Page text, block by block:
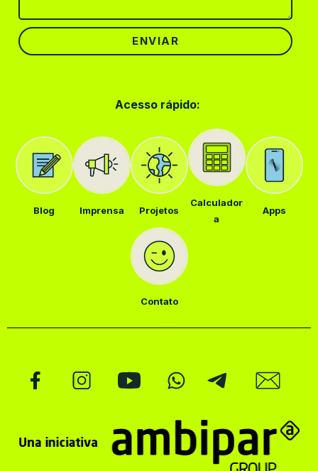
ENVIAR
Acesso rápido:
Blog Imprensa Projetos
Calculador
a
Apps
Contato